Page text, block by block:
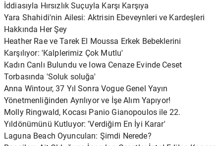
İddiasıyla Hırsızlık Suçuyla Karşı Karşıya
Yara Shahidi'nin Ailesi: Aktrisin Ebeveynleri ve Kardeşleri
Hakkında Her Şey
Heather Rae ve Tarek El Moussa Erkek Bebeklerini
Karşılıyor: 'Kalplerimiz Çok Mutlu'
Kadın Canlı Bulundu ve Iowa Cenaze Evinde Ceset
Torbasında 'Soluk soluğa'
Anna Wintour, 37 Yıl Sonra Vogue Genel Yayın
Yönetmenliğinden Ayrılıyor ve İşe Alım Yapıyor!
Molly Ringwald, Kocası Panio Gianopoulos ile 22.
Yıldönümünü Kutluyor: 'Verdiğim En İyi Karar'
Laguna Beach Oyuncuları: Şimdi Nerede?